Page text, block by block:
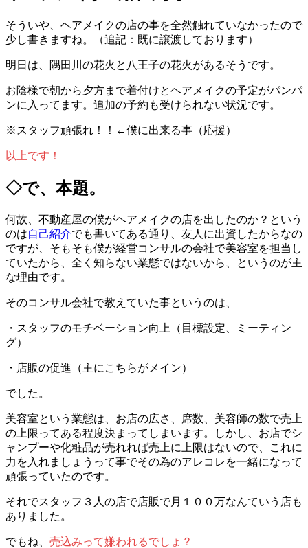
そういや、ヘアメイクの店の事を全然触れていなかったので
少し書きますね。（追記：既に譲渡しております）
明日は、隅田川の花火と八王子の花火があるそうです。
お陰様で朝から夕方まで着付けとヘアメイクの予定がパンパ
ンに入ってます。追加の予約も受けられない状況です。
※スタッフ頑張れ！！←僕に出来る事（応援）
以上です！
◇で、本題。
何故、不動産屋の僕がヘアメイクの店を出したのか？という
のは自己紹介でも書いてある通り、友人に出資したからなの
ですが、そもそも僕が経営コンサルの会社で美容室を担当し
ていたから、全く知らない業態ではないから、というのが主
な理由です。
そのコンサル会社で教えていた事というのは、
・スタッフのモチベーション向上（目標設定、ミーティン
グ）
・店販の促進（主にこちらがメイン）
でした。
美容室という業態は、お店の広さ、席数、美容師の数で売上
の上限ってある程度決まってしまいます。しかし、お店でシ
ャンプーや化粧品が売れれば売上に上限はないので、これに
力を入れましょうって事でその為のアレコレを一緒になって
頑張っていたのです。
それでスタッフ３人の店で店販で月１００万なんていう店も
ありました。
でもね、 売込みって嫌われるでしょ？